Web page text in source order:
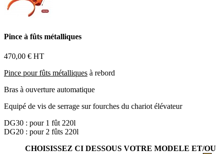
Pince à fûts métalliques
470,00 € HT
Pince pour fûts métalliques à rebord
Bras à ouverture automatique
Equipé de vis de serrage sur fourches du chariot élévateur
DG30 : pour 1 fût 220l
DG20 : pour 2 fûts 220l
CHOISISSEZ CI DESSOUS VOTRE MODELE ET/OU